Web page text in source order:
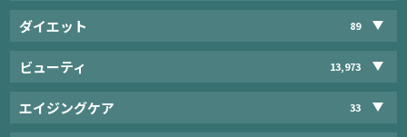
ダイエット 89
ビューティ 13,973
エイジングケア 33